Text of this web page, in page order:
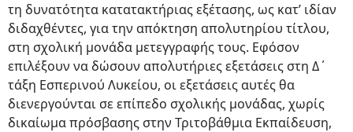
τη δυνατότητα κατατακτήριας εξέτασης, ως κατ’ ιδίαν
διδαχθέντες, για την απόκτηση απολυτηρίου τίτλου,
στη σχολική μονάδα μετεγγραφής τους. Εφόσον
επιλέξουν να δώσουν απολυτήριες εξετάσεις στη Δ΄
τάξη Εσπερινού Λυκείου, οι εξετάσεις αυτές θα
διενεργούνται σε επίπεδο σχολικής μονάδας, χωρίς
δικαίωμα πρόσβασης στην Τριτοβάθμια Εκπαίδευση,